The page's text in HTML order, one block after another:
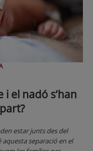
el nadó s’han
estar junts des del
separació en el